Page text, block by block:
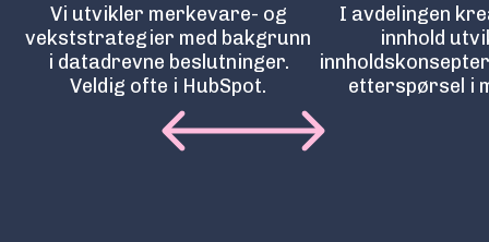
Vi utvikler merkevare- og
vekststrategier med bakgrunn
i datadrevne beslutninger.
Veldig ofte i HubSpot.
I avdelingen
innhold
etterspørsel i